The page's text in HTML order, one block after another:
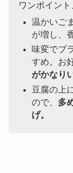
ワンポイント
温かいご
が増し、
味変でブ
すめ。お
がかなり
豆腐の上
ので、 多
げ。